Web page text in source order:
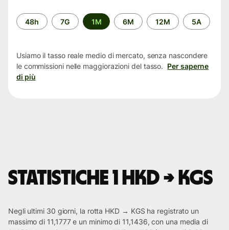
Periodo
di
48h 7G 1M 6M 12M 5A
Usiamo il tasso reale medio di mercato, senza nascondere
le commissioni nelle maggiorazioni del tasso. Per saperne
di più
Statistiche 1 HKD → KGS
Negli ultimi 30 giorni, la rotta HKD → KGS ha registrato un
massimo di 11,1777 e un minimo di 11,1436, con una media di